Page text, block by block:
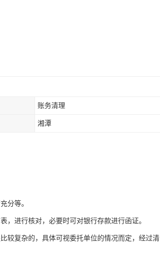
账务清理
湘潭
分等。
，进行核对，必要时可对银行存款进行函证。
较复杂的，具体可视委托单位的情况而定，经过清